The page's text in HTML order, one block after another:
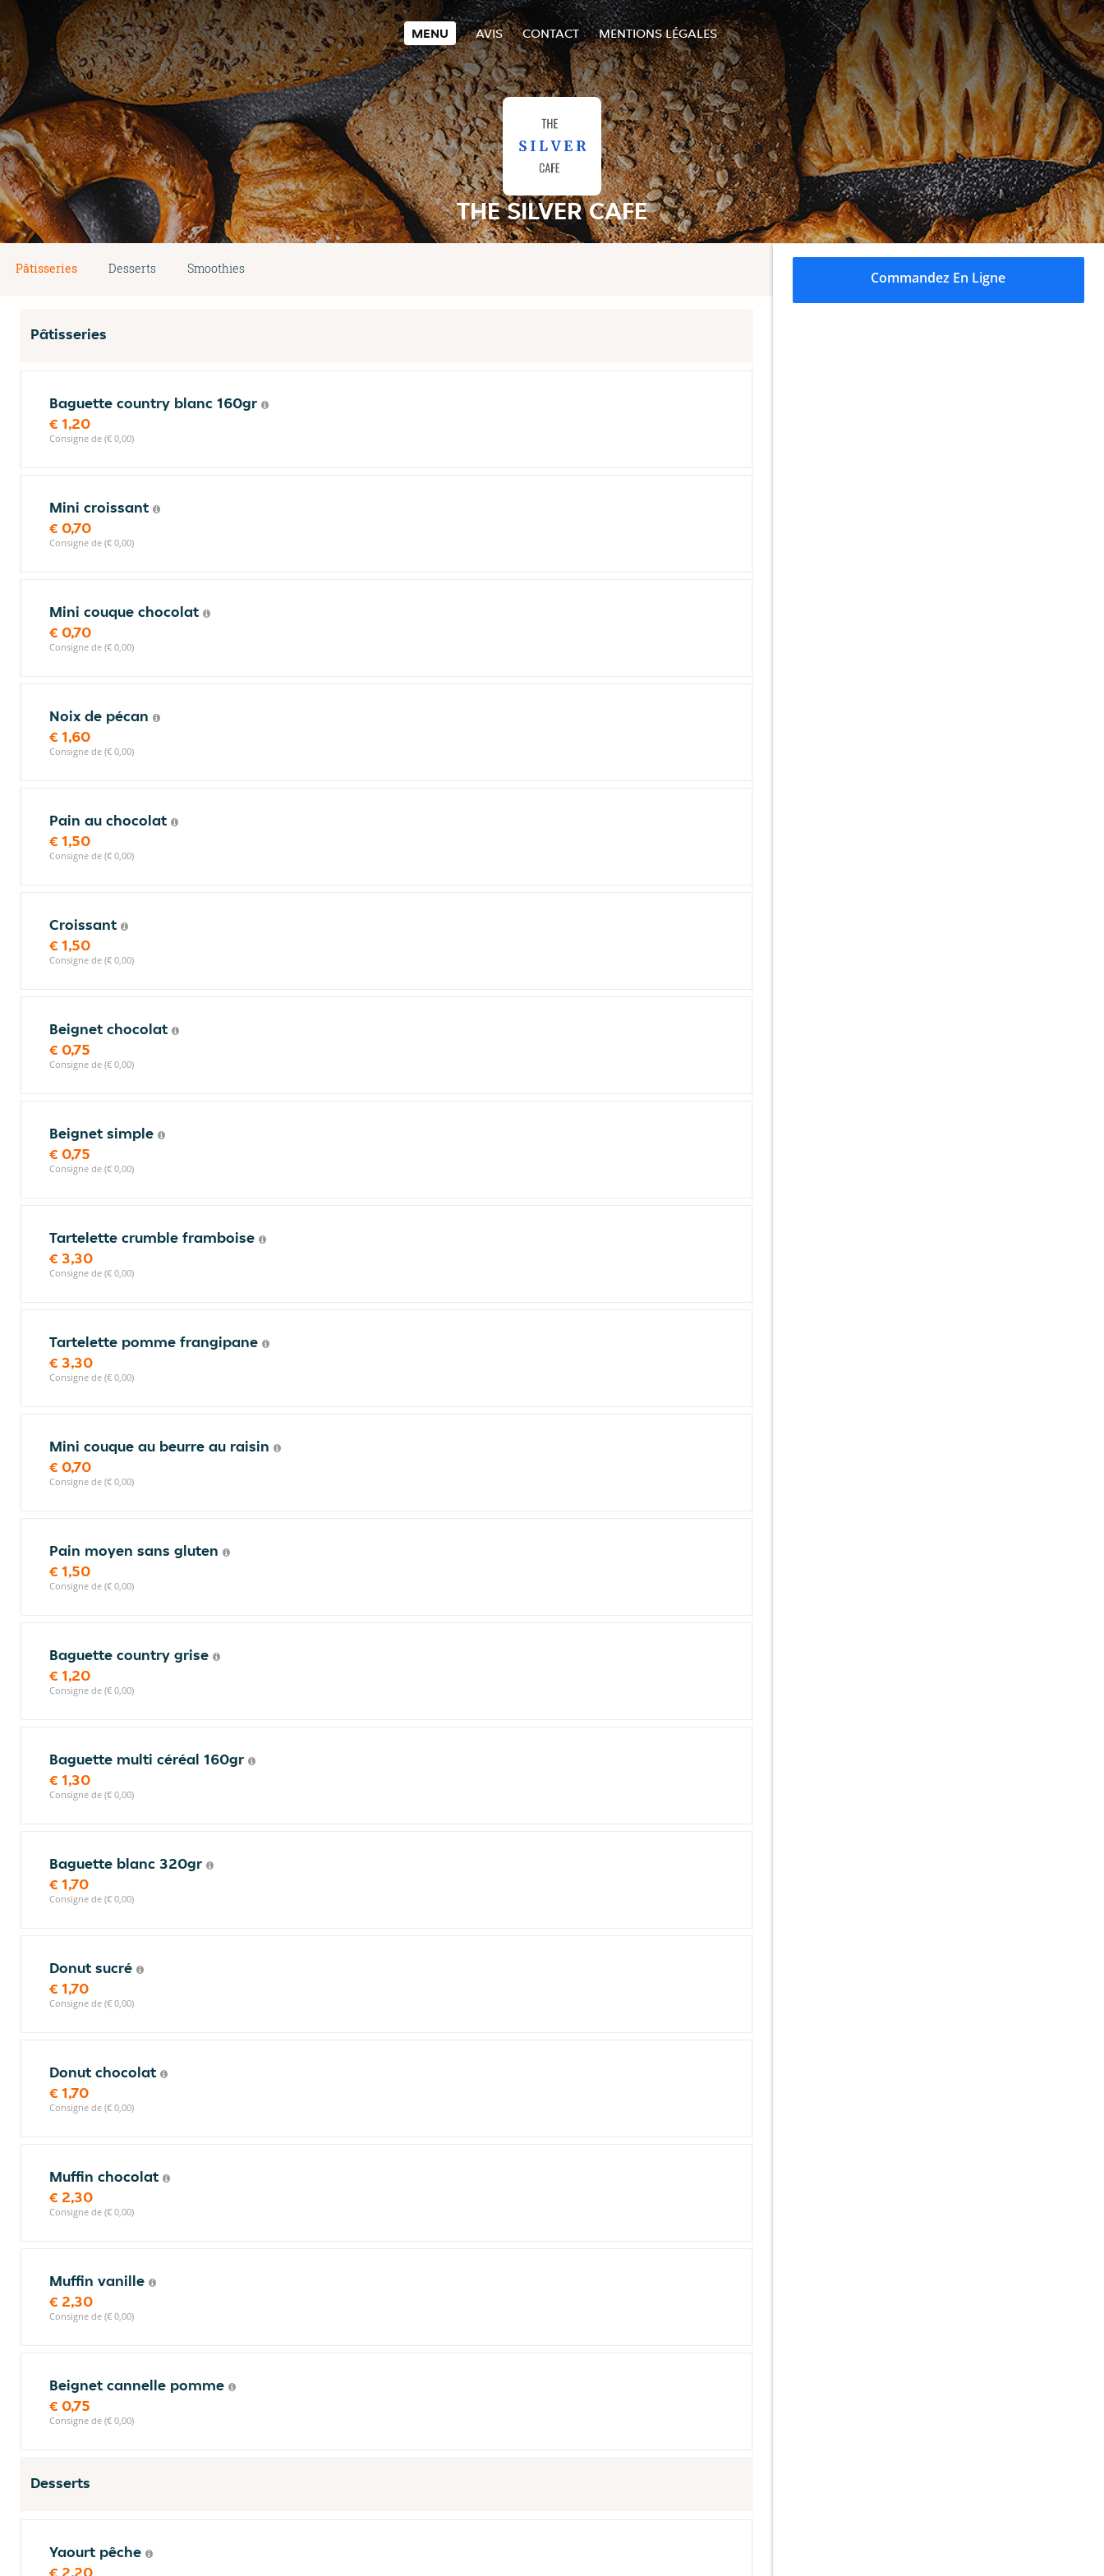
MENU AVIS CONTACT MENTIONS LÉGALES
THE SILVER CAFE
Pâtisseries Desserts Smoothies
Pâtisseries
Baguette country blanc 160gr
€ 1,20
Consigne de (€ 0,00)
Mini croissant
€ 0,70
Consigne de (€ 0,00)
Mini couque chocolat
€ 0,70
Consigne de (€ 0,00)
Noix de pécan
€ 1,60
Consigne de (€ 0,00)
Pain au chocolat
€ 1,50
Consigne de (€ 0,00)
Croissant
€ 1,50
Consigne de (€ 0,00)
Beignet chocolat
€ 0,75
Consigne de (€ 0,00)
Beignet simple
€ 0,75
Consigne de (€ 0,00)
Tartelette crumble framboise
€ 3,30
Consigne de (€ 0,00)
Tartelette pomme frangipane
€ 3,30
Consigne de (€ 0,00)
Mini couque au beurre au raisin
€ 0,70
Consigne de (€ 0,00)
Pain moyen sans gluten
€ 1,50
Consigne de (€ 0,00)
Baguette country grise
€ 1,20
Consigne de (€ 0,00)
Baguette multi céréal 160gr
€ 1,30
Consigne de (€ 0,00)
Baguette blanc 320gr
€ 1,70
Consigne de (€ 0,00)
Donut sucré
€ 1,70
Consigne de (€ 0,00)
Donut chocolat
€ 1,70
Consigne de (€ 0,00)
Muffin chocolat
€ 2,30
Consigne de (€ 0,00)
Muffin vanille
€ 2,30
Consigne de (€ 0,00)
Beignet cannelle pomme
€ 0,75
Consigne de (€ 0,00)
Desserts
Yaourt pêche
Commandez En Ligne